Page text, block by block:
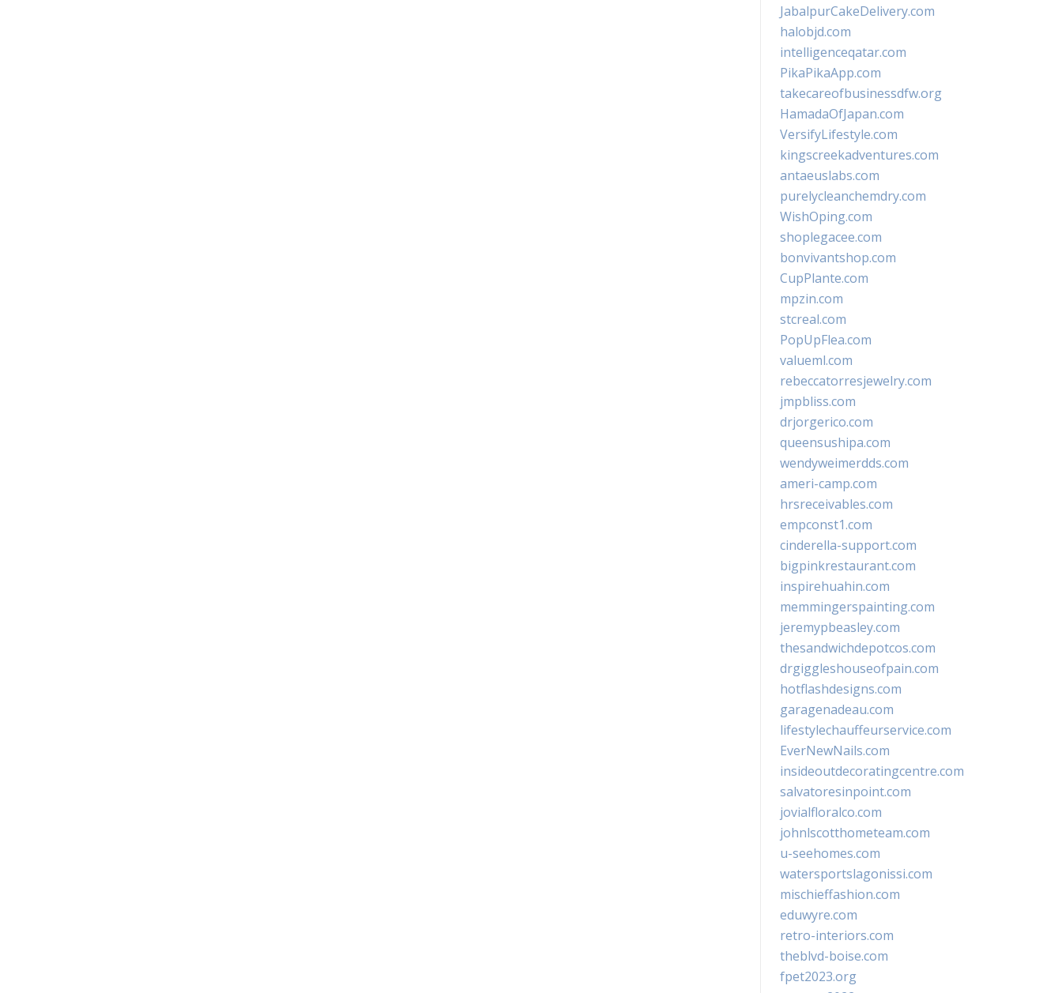
JabalpurCakeDelivery.com
halobjd.com
intelligenceqatar.com
PikaPikaApp.com
takecareofbusinessdfw.org
HamadaOfJapan.com
VersifyLifestyle.com
kingscreekadventures.com
antaeuslabs.com
purelycleanchemdry.com
WishOping.com
shoplegacee.com
bonvivantshop.com
CupPlante.com
mpzin.com
stcreal.com
PopUpFlea.com
valueml.com
rebeccatorresjewelry.com
jmpbliss.com
drjorgerico.com
queensushipa.com
wendyweimerdds.com
ameri-camp.com
hrsreceivables.com
empconst1.com
cinderella-support.com
bigpinkrestaurant.com
inspirehuahin.com
memmingerspainting.com
jeremypbeasley.com
thesandwichdepotcos.com
drgiggleshouseofpain.com
hotflashdesigns.com
garagenadeau.com
lifestylechauffeurservice.com
EverNewNails.com
insideoutdecoratingcentre.com
salvatoresinpoint.com
jovialfloralco.com
johnlscotthometeam.com
u-seehomes.com
watersportslagonissi.com
mischieffashion.com
eduwyre.com
retro-interiors.com
theblvd-boise.com
fpet2023.org